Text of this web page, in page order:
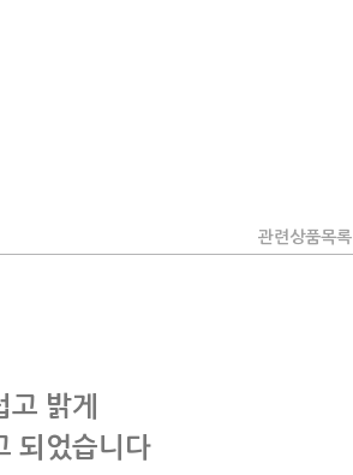
관련상품목록
고 밝게
되었습니다